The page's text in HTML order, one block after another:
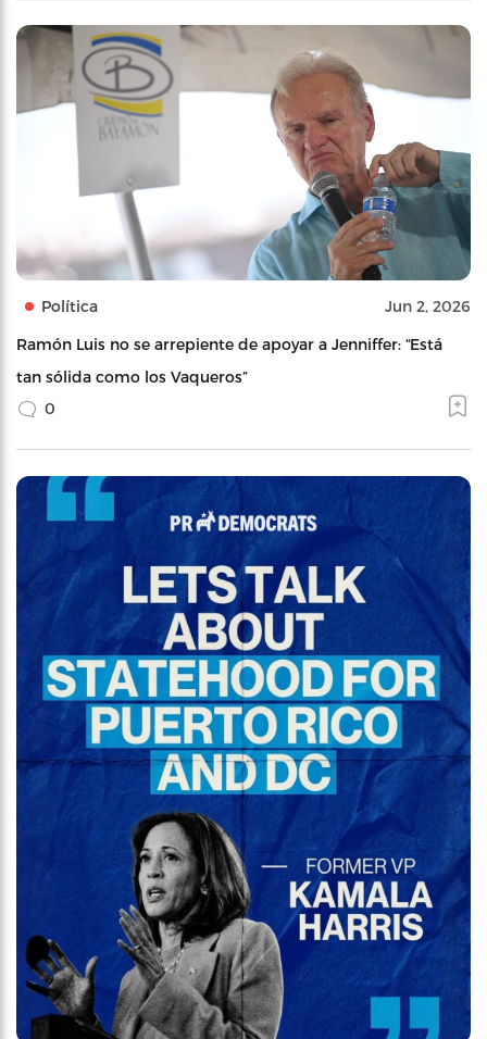
Política Jun 2, 2026
Ramón Luis no se arrepiente de apoyar a Jenniffer: “Está
tan sólida como los Vaqueros”
0